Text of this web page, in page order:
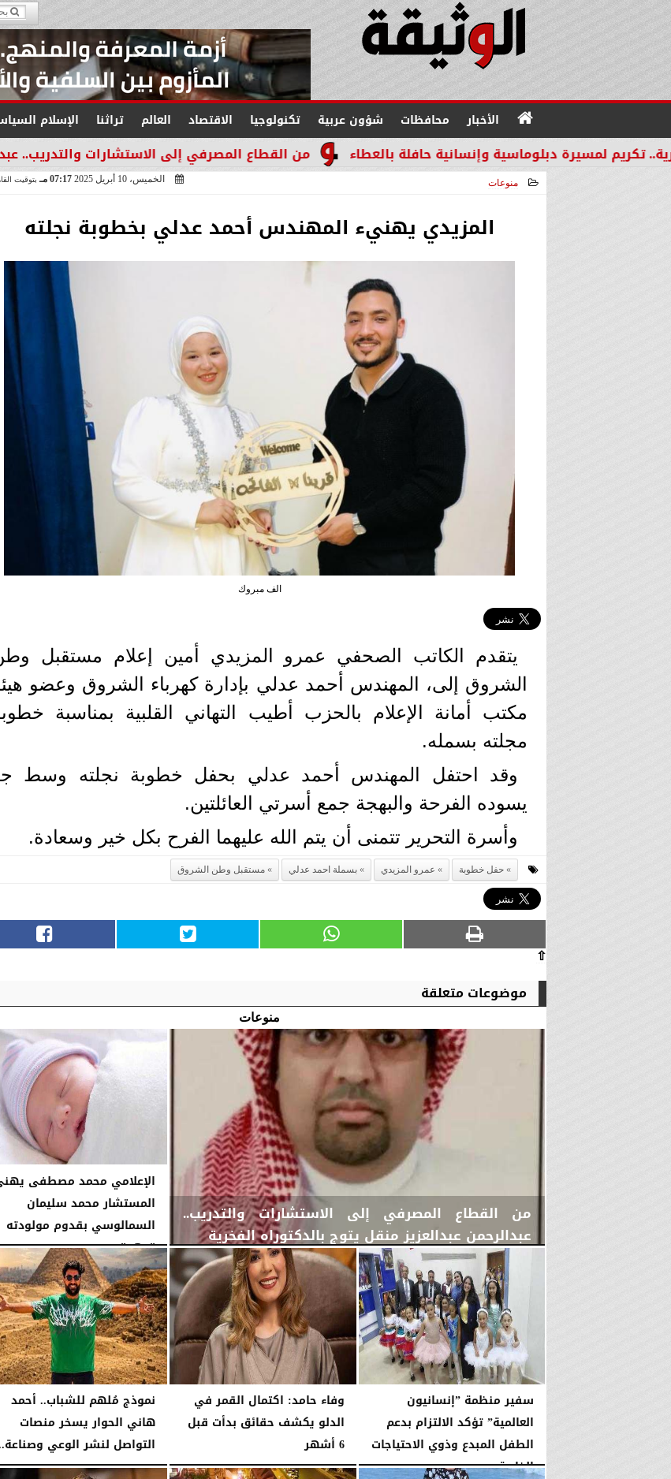
الأخبار محافظات شؤون عربية تكنولوجيا الاقتصاد العالم تراثنا الإسلام
من القطاع المصرفي إلى الاستشارات والتدريب.. عبدالرحمن دبلوماسية وإنسانية حافلة بالعطاء
منوعات الخميس، 10 أبريل 2025 07:17 مـ بتوقيت
المزيدي يهنيء المهندس أحمد عدلي بخطوبة نجلته
الف مبروك
يتقدم الكاتب الصحفي عمرو المزيدي أمين إعلام مستقبل
الشروق إلى، المهندس أحمد عدلي بإدارة كهرباء الشروق وعضو
مكتب أمانة الإعلام بالحزب أطيب التهاني القلبية بمناسبة
مجلته بسمله.
وقد احتفل المهندس أحمد عدلي بحفل خطوبة نجلته وسط
يسوده الفرحة والبهجة جمع أسرتي العائلتين.
وأسرة التحرير تتمنى أن يتم الله عليهما الفرح بكل خير وسعادة.
حفل خطوبة عمرو المزيدي بسملة احمد عدلي مستقبل وطن الشروق
⇧
موضوعات متعلقة
منوعات
من القطاع المصرفي إلى الاستشارات والتدريب..
عبدالرحمن عبدالعزيز منقل يتوج بالدكتوراه الفخرية
الجمعة، 7 أغسطس 2026 04:14 مـ
الإعلامي محمد مصطفى
المستشار محمد سليمان
السمالوسي بقدوم مولودته
”عهد”
الأربعاء، 5 أغسطس 2026 04:47 مـ
سفير منظمة ”إنسانيون
العالمية” تؤكد الالتزام بدعم
الطفل المبدع وذوي الاحتياجات
الخاصة...
وفاء حامد: اكتمال القمر في
الدلو يكشف حقائق بدأت قبل
6 أشهر
الثلاثاء، 28 يوليو 2026 05:10 مـ
نموذج مُلهم للشباب.. أحمد
هاني الحوار يسخر منصات
التواصل لنشر الوعي
السبت، 25 يوليو 2026 11:58 مـ